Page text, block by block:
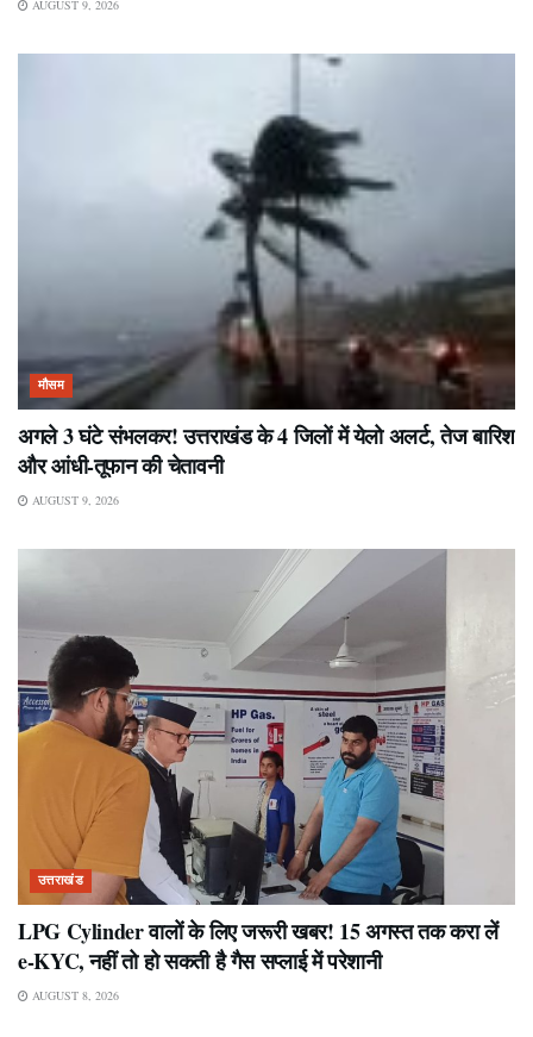
AUGUST 9, 2026
मौसम
अगले 3 घंटे संभलकर! उत्तराखंड के 4 जिलों में येलो अलर्ट, तेज बारिश
और आंधी-तूफान की चेतावनी
AUGUST 9, 2026
उत्तराखंड
LPG Cylinder वालों के लिए जरूरी खबर! 15 अगस्त तक करा लें
e-KYC, नहीं तो हो सकती है गैस सप्लाई में परेशानी
AUGUST 8, 2026